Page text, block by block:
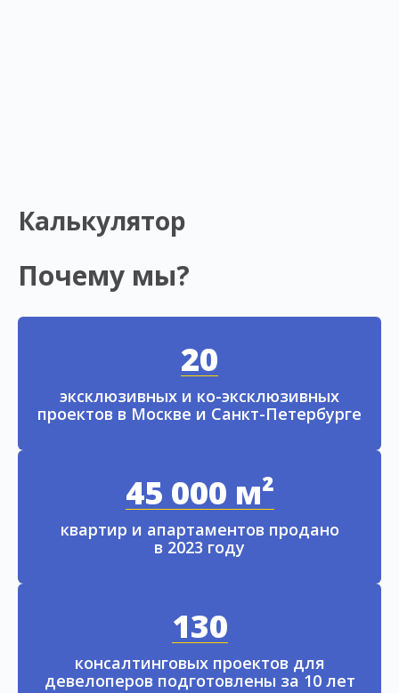
Калькулятор
Почему мы?
20
эксклюзивных и ко-эксклюзивных
проектов в Москве и Санкт-Петербурге
45 000 м²
квартир и апартаментов продано
в 2023 году
130
консалтинговых проектов для
девелоперов подготовлены за 10 лет